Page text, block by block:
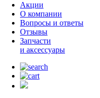
Акции
О компании
Вопросы и ответы
Отзывы
Запчасти
и аксессуары